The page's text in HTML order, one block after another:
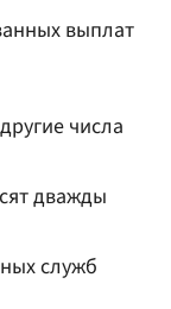
выплат
числа
дважды
служб